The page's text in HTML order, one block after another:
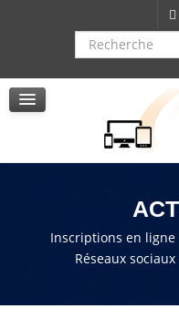
Recherche
La résidence autonomie
Service de soins
Service d'aide à domicile
Pole multi services
Inscriptions en ligne
Réseaux